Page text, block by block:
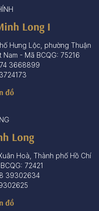
Long I
Hưng Lộc, phường Thuận
- Mã BCQG: 75216
3668899
đồ
Long
Hoà, Thành phố Hồ Chí
72421
39302634
đồ